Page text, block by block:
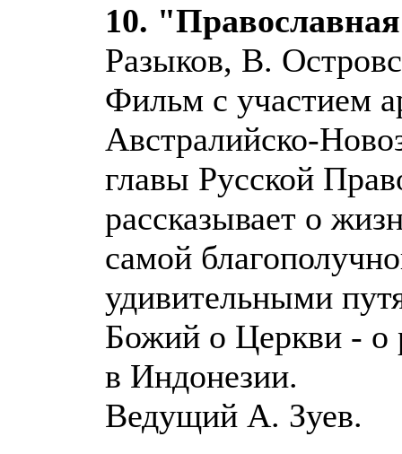
10.
Разыков, В.
Фильм с участием
Австралийско-
главы Русской
рассказывает о
самой
удивительными
Божий о Церкви - о
в Индонезии.
Ведущий А. Зуев.